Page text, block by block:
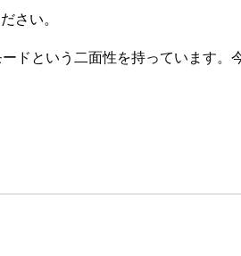
さい。
ドという二面性を持っています。